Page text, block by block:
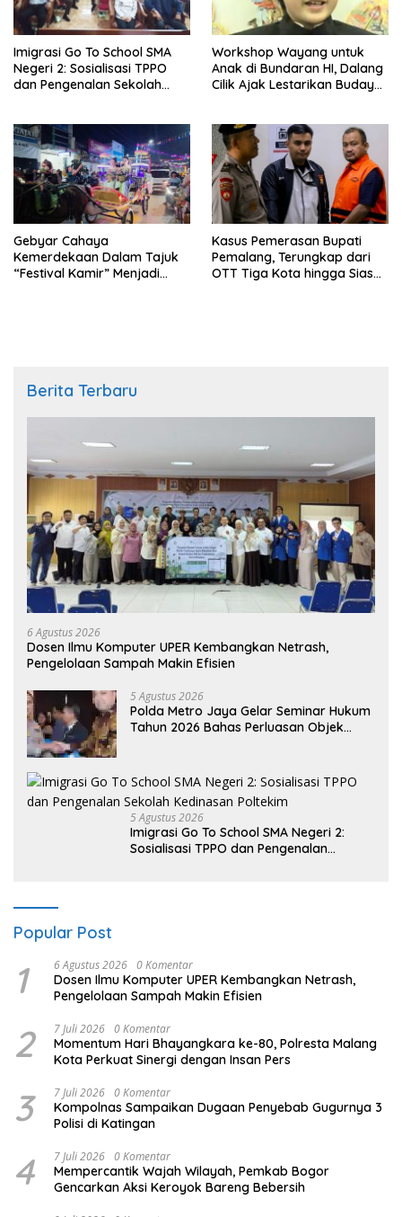
Imigrasi Go To School SMA
Negeri 2: Sosialisasi TPPO
dan Pengenalan Sekolah
Workshop Wayang untuk
Anak di Bundaran HI, Dalang
Cilik Ajak Lestarikan Budaya
Gebyar Cahaya
Kemerdekaan Dalam Tajuk
“Festival Kamir” Menjadi
Kasus Pemerasan Bupati
Pemalang, Terungkap dari
OTT Tiga Kota hingga Siasat
Berita Terbaru
6 Agustus 2026
Dosen Ilmu Komputer UPER Kembangkan Netrash,
Pengelolaan Sampah Makin Efisien
5 Agustus 2026
Polda Metro Jaya Gelar Seminar Hukum
Tahun 2026 Bahas Perluasan Objek
5 Agustus 2026
Imigrasi Go To School SMA Negeri 2:
Sosialisasi TPPO dan Pengenalan
Popular Post
1 6 Agustus 2026 0 Komentar
Dosen Ilmu Komputer UPER Kembangkan Netrash,
Pengelolaan Sampah Makin Efisien
2 7 Juli 2026 0 Komentar
Momentum Hari Bhayangkara ke-80, Polresta Malang
Kota Perkuat Sinergi dengan Insan Pers
3 7 Juli 2026 0 Komentar
Kompolnas Sampaikan Dugaan Penyebab Gugurnya 3
Polisi di Katingan
4 7 Juli 2026 0 Komentar
Mempercantik Wajah Wilayah, Pemkab Bogor
Gencarkan Aksi Keroyok Bareng Bebersih